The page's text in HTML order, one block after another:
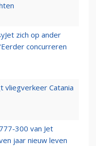
zich op ander
concurreren
vliegverkeer Catania
300 van Jet
jaar nieuw leven